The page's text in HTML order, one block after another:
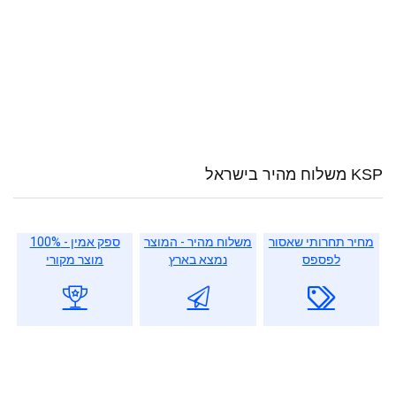
KSP משלוח מהיר בישראל
מחיר תחרותי שאסור
לפספס
משלוח מהיר - המוצר
נמצא בארץ
ספק אמין - 100%
מוצר מקורי